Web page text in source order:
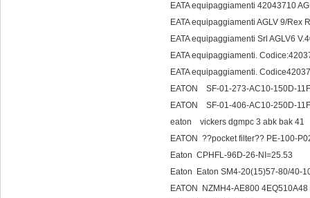
EATA equipaggiamenti 42043710
EATA equipaggiamenti AGLV 9/Rex
EATA equipaggiamenti Srl AGLV6
EATA equipaggiamenti.
EATA equipaggiamenti.
EATON SF-01-273-
EATON SF-01-406-
eaton vickers dgmpc 3 abk bak 41
EATON ??pocket filter?? PE-100-
Eaton CPHFL-96D-26-NI=25.53
Eaton Eaton SM4-20(15)57-80/40-
EATON NZMH4-AE800 4EQ510A48